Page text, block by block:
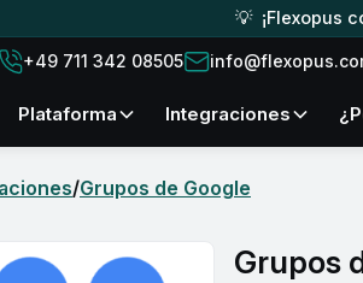
💡 ¡Flexopus
+49 711 342 08505
plataforma Integraciones
/Grupos de Google
Grupos